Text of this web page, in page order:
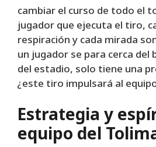
cambiar el curso de todo el
jugador que ejecuta el tiro,
respiración y cada mirada
un jugador se para cerca del
del estadio, solo tiene una
¿este tiro impulsará al
Estrategia y
equipo del